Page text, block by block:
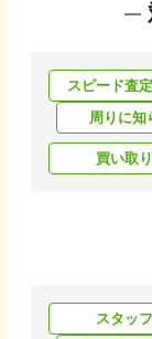
スピード査
周りに知
買い取
スタッ